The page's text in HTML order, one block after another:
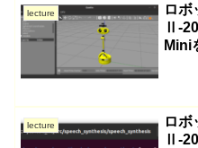
lecture
ロボ
Ⅱ-
Mini
lecture
ロボ
Ⅱ-